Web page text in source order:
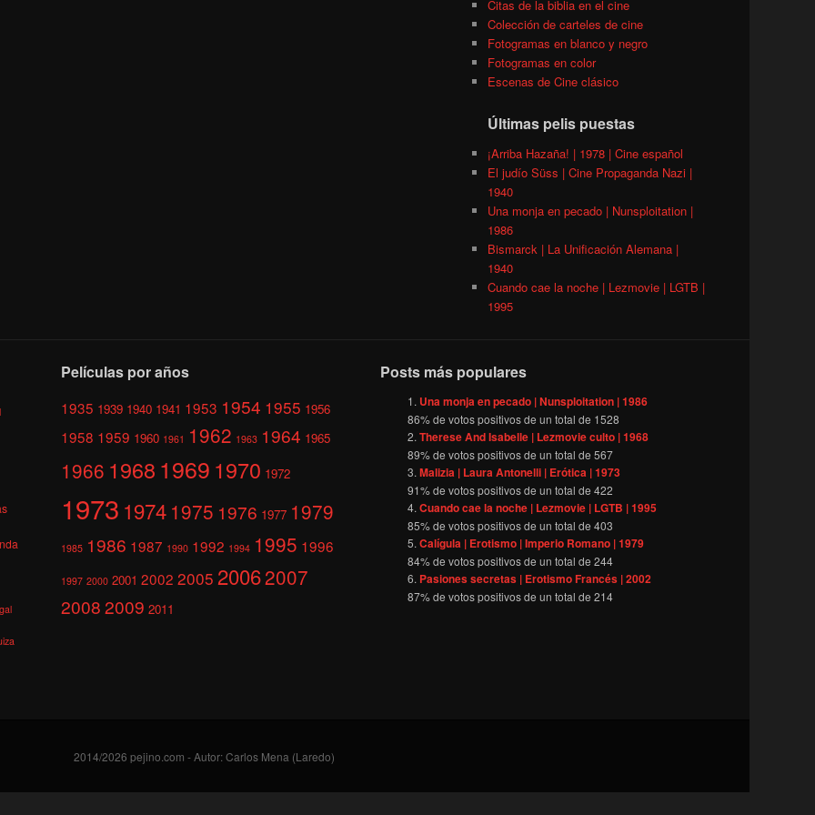
Citas de la biblia en el cine
Colección de carteles de cine
Fotogramas en blanco y negro
Fotogramas en color
Escenas de Cine clásico
Últimas pelis puestas
¡Arriba Hazaña! | 1978 | Cine español
El judío Süss | Cine Propaganda Nazi |
1940
Una monja en pecado | Nunsploitation |
1986
Bismarck | La Unificación Alemana |
1940
Cuando cae la noche | Lezmovie | LGTB |
1995
Películas por años
1935 1939 1940 1941 1953 1954 1955 1956
1958 1959 1960 1961 1962 1963 1964 1965
1966 1968 1969 1970 1972
1973 1974 1975 1976 1977 1979
1985 1986 1987 1990 1992 1994 1995 1996
1997 2000 2001 2002 2005 20062007
20082009 2011
Posts más populares
Una monja en pecado | Nunsploitation | 1986
86% de votos positivos de un total de 1528
Therese And Isabelle | Lezmovie culto | 1968
89% de votos positivos de un total de567
Malizia | Laura Antonelli | Erótica | 1973
91% de votos positivos de un total de422
Cuando cae la noche | Lezmovie | LGTB | 1995
85% de votos positivos de un total de403
Calígula | Erotismo | Imperio Romano | 1979
84% de votos positivos de un total de244
Pasiones secretas | Erotismo Francés | 2002
87% de votos positivos de un total de214
2014/2026 pejino.com - Autor: Carlos Mena (Laredo)